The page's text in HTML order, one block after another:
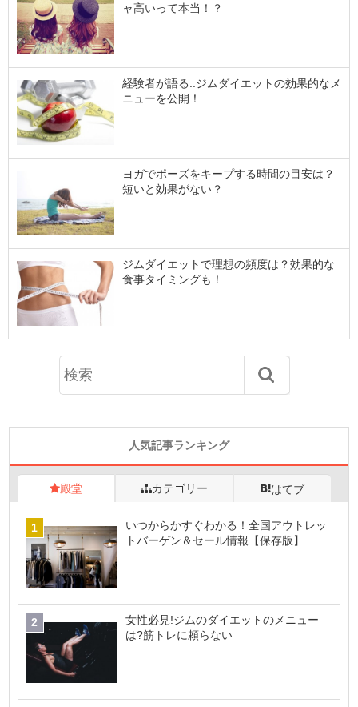
ャ高いって本当！？
経験者が語る..ジムダイエットの効果的なメ
ニューを公開！
ヨガでポーズをキープする時間の目安は？
短いと効果がない？
ジムダイエットで理想の頻度は？効果的な
食事タイミングも！
人気記事ランキング
殿堂 カテゴリー はてブ
いつからかすぐわかる！全国アウトレッ
トバーゲン＆セール情報【保存版】
女性必見!ジムのダイエットのメニュー
は?筋トレに頼らない